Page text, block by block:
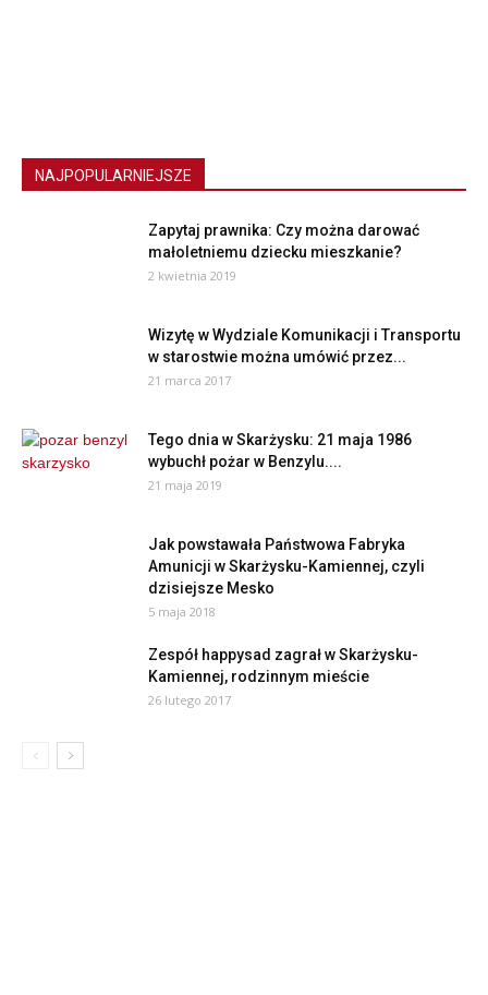
NAJPOPULARNIEJSZE
Zapytaj prawnika: Czy można darować
małoletniemu dziecku mieszkanie?
2 kwietnia 2019
Wizytę w Wydziale Komunikacji i Transportu
w starostwie można umówić przez...
21 marca 2017
Tego dnia w Skarżysku: 21 maja 1986
wybuchł pożar w Benzylu....
21 maja 2019
Jak powstawała Państwowa Fabryka
Amunicji w Skarżysku-Kamiennej, czyli
dzisiejsze Mesko
5 maja 2018
Zespół happysad zagrał w Skarżysku-
Kamiennej, rodzinnym mieście
26 lutego 2017